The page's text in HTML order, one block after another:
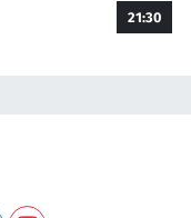
21:30